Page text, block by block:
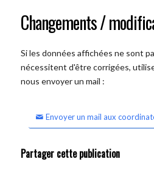
Changements /
Si les données affichées ne sont
nécessitent d'être corrigées,
nous envoyer un mail :
Envoyer un mail aux
Partager cette publication